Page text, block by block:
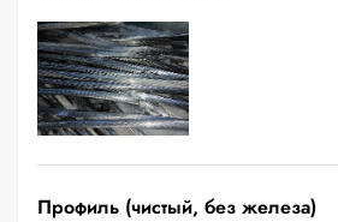
Профиль (чистый, без железа)